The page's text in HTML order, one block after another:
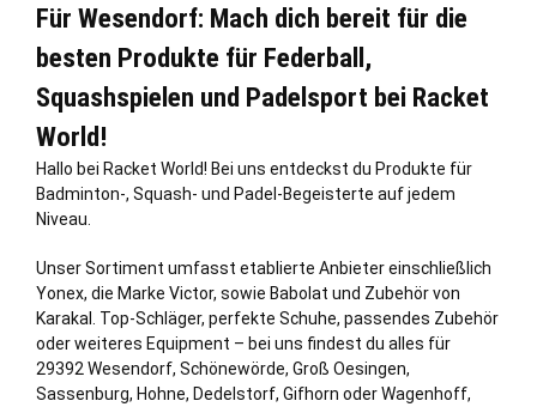
Für Wesendorf: Mach dich bereit für die
besten Produkte für Federball,
Squashspielen und Padelsport bei Racket
World!
Hallo bei Racket World! Bei uns entdeckst du Produkte für
Badminton-, Squash- und Padel-Begeisterte auf jedem
Niveau.
Unser Sortiment umfasst etablierte Anbieter einschließlich
Yonex, die Marke Victor, sowie Babolat und Zubehör von
Karakal. Top-Schläger, perfekte Schuhe, passendes Zubehör
oder weiteres Equipment – bei uns findest du alles für
29392 Wesendorf, Schönewörde, Groß Oesingen,
Sassenburg, Hohne, Dedelstorf, Gifhorn oderWagenhoff,